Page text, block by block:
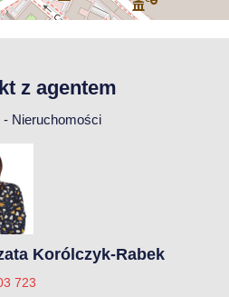
z agentem
- Nieruchomości
Korólczyk-Rabek
723